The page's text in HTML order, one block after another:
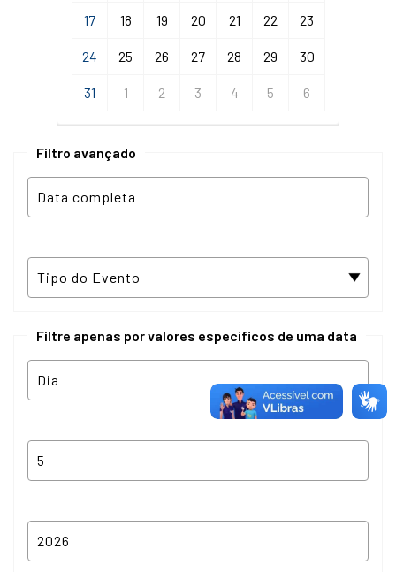
17 18 19 20 21 22 23
24 25 26 27 28 29 30
31 1 2 3 4 5 6
Filtro avançado
Filtre apenas por valores específicos de uma data